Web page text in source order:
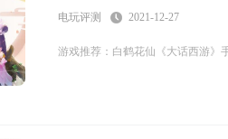
电玩评测 2021-12-27
游戏推荐：白鹤花仙《大话西游》